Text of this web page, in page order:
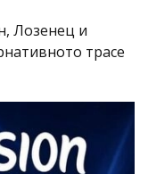
Лозенец и
трасе